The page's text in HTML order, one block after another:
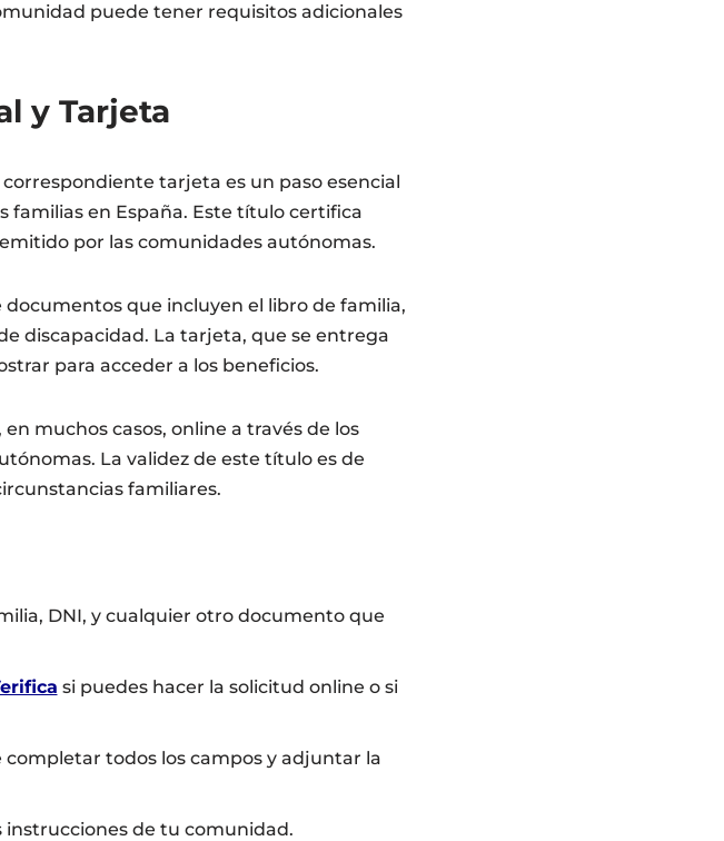
puede tener requisitos adicionales
y Tarjeta
correspondiente tarjeta es un paso esencial
familias en España. Este título certifica
por las comunidades autónomas.
que incluyen el libro de familia,
discapacidad. La tarjeta, que se entrega
para acceder a los beneficios.
muchos casos, online a través de los
La validez de este título es de
familiares.
DNI, y cualquier otro documento que
si puedes hacer la solicitud online o si
todos los campos y adjuntar la
de tu comunidad.